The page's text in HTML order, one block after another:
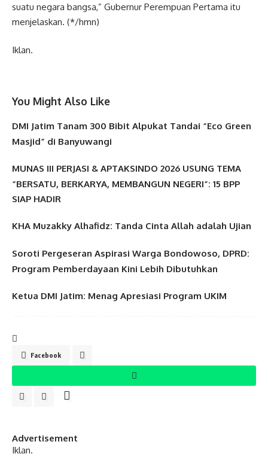
suatu negara bangsa,” Gubernur Perempuan Pertama itu
menjelaskan. (*/hmn)
Iklan.
You Might Also Like
DMI Jatim Tanam 300 Bibit Alpukat Tandai “Eco Green
Masjid” di Banyuwangi
MUNAS III PERJASI & APTAKSINDO 2026 USUNG TEMA
“BERSATU, BERKARYA, MEMBANGUN NEGERI”: 15 BPP
SIAP HADIR
KHA Muzakky Alhafidz: Tanda Cinta Allah adalah Ujian
Soroti Pergeseran Aspirasi Warga Bondowoso, DPRD:
Program Pemberdayaan Kini Lebih Dibutuhkan
Ketua DMI Jatim: Menag Apresiasi Program UKIM
Facebook
Advertisement
Iklan.